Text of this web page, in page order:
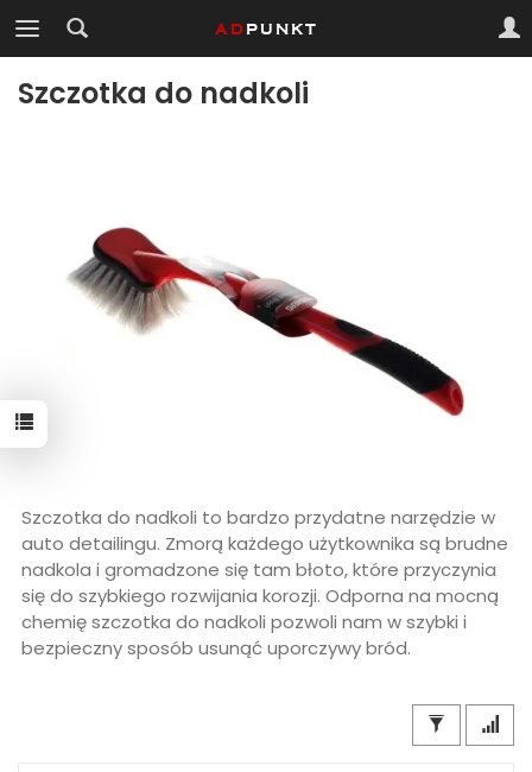
Szczotka do nadkoli
Szczotka do nadkoli to bardzo przydatne narzędzie w
auto detailingu. Zmorą każdego użytkownika są brudne
nadkola i gromadzone się tam błoto, które przyczynia
się do szybkiego rozwijania korozji. Odporna na mocną
chemię szczotka do nadkoli pozwoli nam w szybki i
bezpieczny sposób usunąć uporczywy bród.